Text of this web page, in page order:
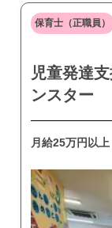
保育士（正職員）
児童発達
ンスター
月給25万円以